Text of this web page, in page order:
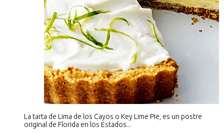
La tarta de Lima de los Cayos o Key Lime Pie, es un postre
original de Florida en los Estados...